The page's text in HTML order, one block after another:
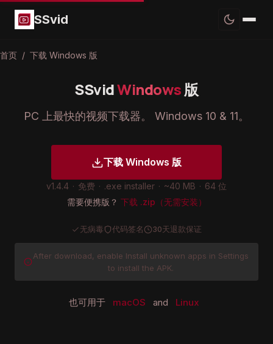
SSvid
首页 / 下载 Windows 版
SSvidWindows版
PC 上最快的视频下载器。 Windows 10 & 11。
下载 Windows 版
v1.4.4 · 免费 · .exe installer · ~40 MB · 64 位
需要便携版？ 下载 .zip（无需安装）
无病毒 代码签名 30天退款保证
After download, enable Install unknown apps in Settings
to install the APK.
也可用于 macOS and Linux